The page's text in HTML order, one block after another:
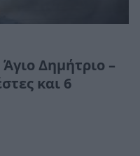
Δημήτριο –
και 6